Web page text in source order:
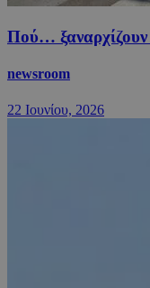
Πού…
newsroom
22 Ιουνίου, 2026